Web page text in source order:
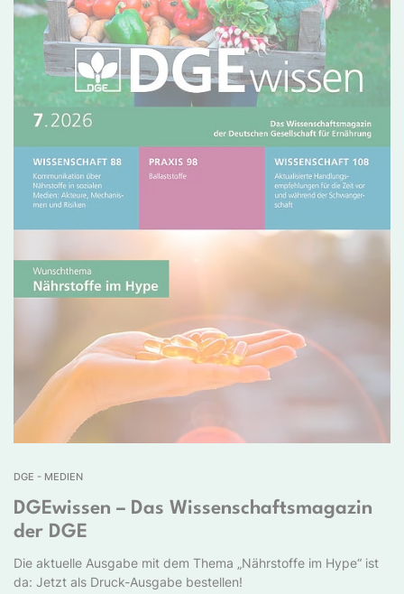
DGE - MEDIEN
DGEwissen – Das Wissenschaftsmagazin
der DGE
Die aktuelle Ausgabe mit dem Thema „Nährstoffe im Hype“ ist
da: Jetzt als Druck-Ausgabe bestellen!